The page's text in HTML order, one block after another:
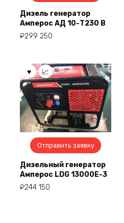
Дизель генератор
Амперос АД 10-Т230 B
₽299 250
Отправить заявку
Дизельный генератор
Амперос LDG 13000E-3
₽244 150